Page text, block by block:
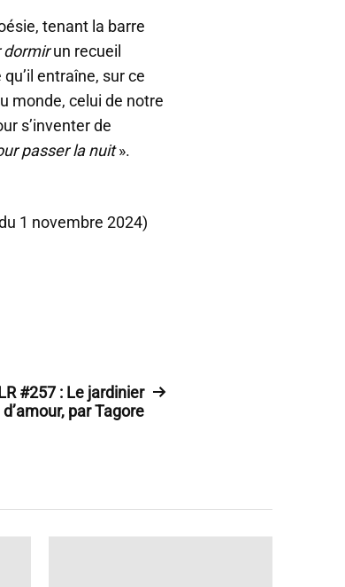
tenant la barre
dormirun recueil
entraîne, sur ce
monde, celui de notre
s’inventer de
passer la nuit».
1 novembre 2024)
#257 : Le jardinier
d’amour, par Tagore